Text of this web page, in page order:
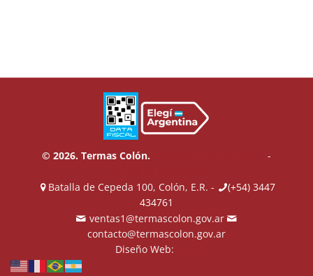
© 2026. Termas Colón.
-
Batalla de Cepeda 100, Colón, E.R. -
(+54) 3447
434761
ventas1@termascolon.gov.ar
contacto@termascolon.gov.ar
Diseño Web: